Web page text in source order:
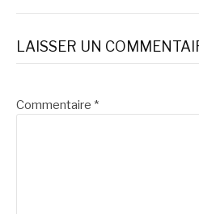
LAISSER UN
Commentaire *